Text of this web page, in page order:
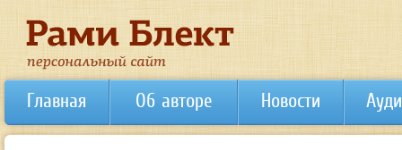
Главная Об авторе Новости